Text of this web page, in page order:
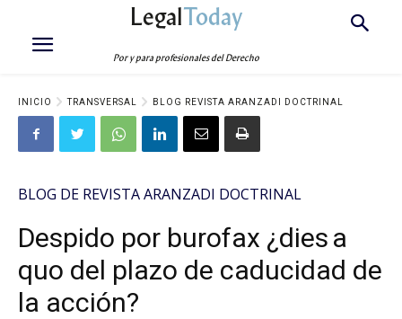
LegalToday
Por y para profesionales del Derecho
INICIO TRANSVERSAL BLOG REVISTA ARANZADI DOCTRINAL
BLOG DE REVISTA ARANZADI DOCTRINAL
Despido por burofax ¿dies a
quo del plazo de caducidad de
la acción?